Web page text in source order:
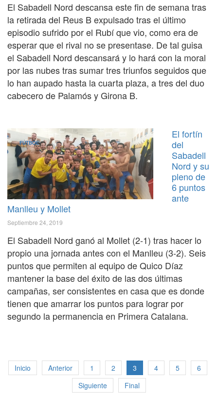
El Sabadell Nord descansa este fin de semana tras
la retirada del Reus B expulsado tras el último
episodio sufrido por el Rubí que vio, como era de
esperar que el rival no se presentase. De tal guisa
el Sabadell Nord descansará y lo hará con la moral
por las nubes tras sumar tres triunfos seguidos que
lo han aupado hasta la cuarta plaza, a tres del duo
cabecero de Palamós y Girona B.
FÚTBOL
El fortín
del
Sabadell
Nord y su
pleno de
6 puntos
ante
Manlleu y Mollet
Septiembre 24, 2019
El Sabadell Nord ganó al Mollet (2-1) tras hacer lo
propio una jornada antes con el Manlleu (3-2). Seis
puntos que permiten al equipo de Quico Díaz
mantener la base del éxito de las dos últimas
campañas, ser consistentes en casa que es donde
tienen que amarrar los puntos para lograr por
segundo la permanencia en Primera Catalana.
Inicio Anterior 1 2 3 4 5
6
Siguiente
Final